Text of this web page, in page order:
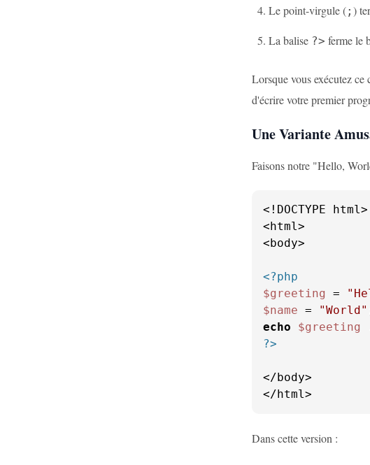
Le point-virgule (; )
La balise ?> ferme le
Lorsque vous exécutez
d'écrire votre premier
Une Variante
Faisons notre "Hello,
<!DOCTYPE html>
<html>
<body>
<?php
$greeting
=
$name = "World"
echo
$greeting
?>
</body>
</html>
Dans cette version :